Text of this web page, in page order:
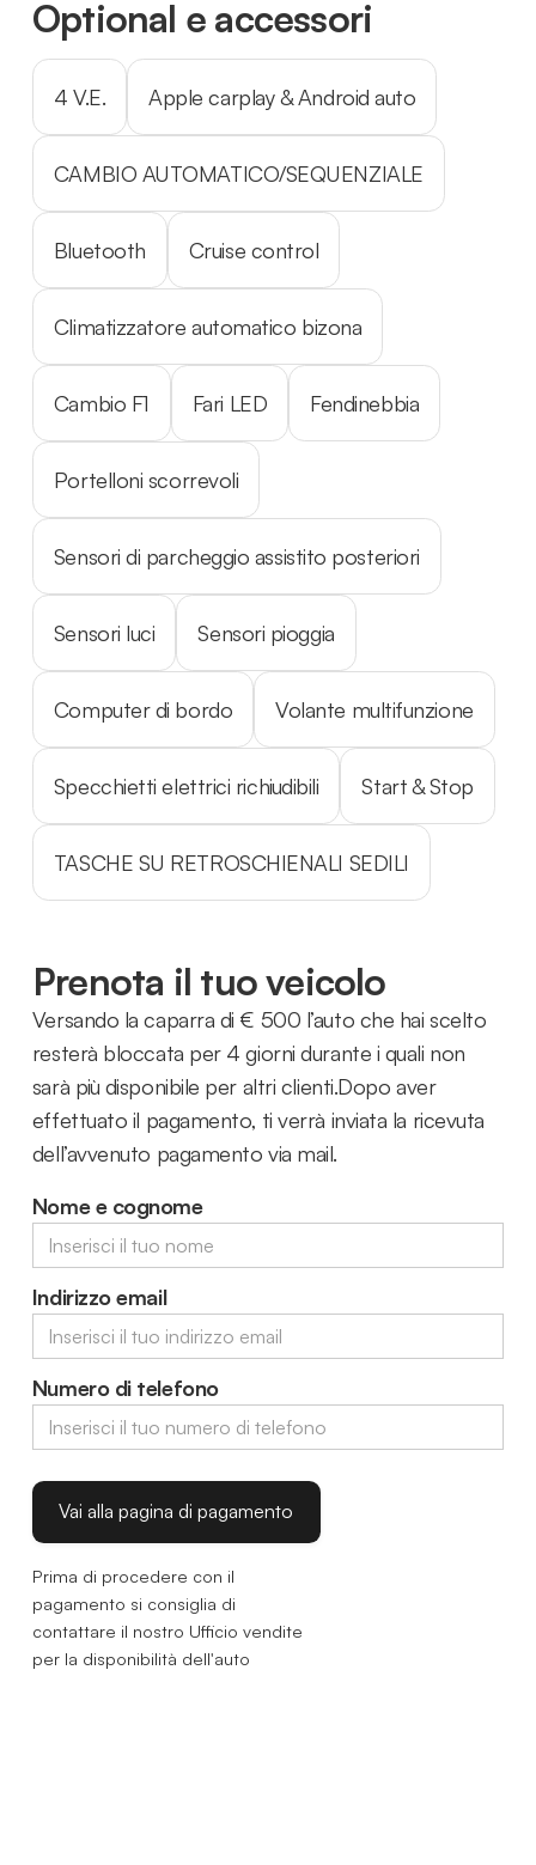
Optional e accessori
4 V.E. Apple carplay & Android auto
CAMBIO AUTOMATICO/SEQUENZIALE
Bluetooth Cruise control
Climatizzatore automatico bizona
Cambio F1 Fari LED Fendinebbia
Portelloni scorrevoli
Sensori di parcheggio assistito posteriori
Sensori luci Sensori pioggia
Computer di bordo Volante multifunzione
Specchietti elettrici richiudibili Start & Stop
TASCHE SU RETROSCHIENALI SEDILI
Prenota il tuo veicolo
Versando la caparra di € 500 l’auto che hai scelto
resterà bloccata per 4 giorni durante i quali non
sarà più disponibile per altri clienti.Dopo aver
effettuato il pagamento, ti verrà inviata la ricevuta
dell’avvenuto pagamento via mail.
Nome e cognome
Indirizzo email
Numero di telefono
Prima di procedere con il
pagamento si consiglia di
contattare il nostro Ufficio vendite
per la disponibilità dell'auto